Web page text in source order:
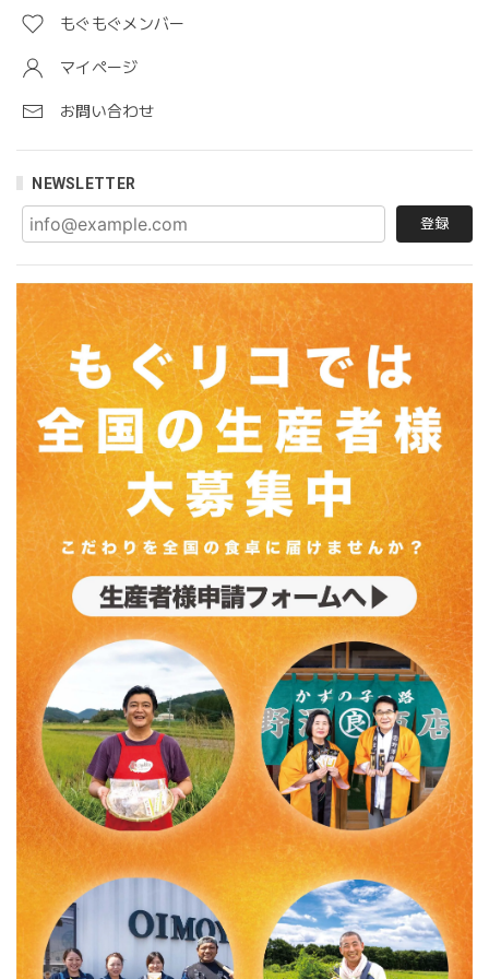
もぐもぐメンバー
マイページ
お問い合わせ
NEWSLETTER
登録